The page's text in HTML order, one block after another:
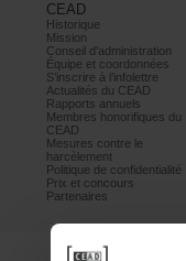
CEAD
Historique
Mission
Conseild’administration
Équipeetcoordonnées
S’inscrireàl’infolettre
ActualitésduCEAD
Rapportsannuels
Membreshonorifiquesdu
CEAD
Mesurescontrele
harcèlement
Politiquedeconfidentialité
Prixetconcours
Partenaires